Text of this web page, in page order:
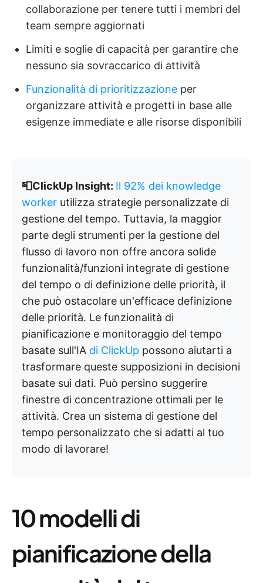
collaborazione per tenere tutti i membri del
team sempre aggiornati
Limiti e soglie di capacità per garantire che
nessuno sia sovraccarico di attività
Funzionalità di prioritizzazione per
organizzare attività e progetti in base alle
esigenze immediate e alle risorse disponibili
📮ClickUp Insight: Il 92% dei knowledge
worker utilizza strategie personalizzate di
gestione del tempo. Tuttavia, la maggior
parte degli strumenti per la gestione del
flusso di lavoro non offre ancora solide
funzionalità/funzioni integrate di gestione
del tempo o di definizione delle priorità, il
che può ostacolare un'efficace definizione
delle priorità. Le funzionalità di
pianificazione e monitoraggio del tempo
basate sull'IA di ClickUp possono aiutarti a
trasformare queste supposizioni in decisioni
basate sui dati. Può persino suggerire
finestre di concentrazione ottimali per le
attività. Crea un sistema di gestione del
tempo personalizzato che si adatti al tuo
modo di lavorare!
10 modelli di
pianificazione della